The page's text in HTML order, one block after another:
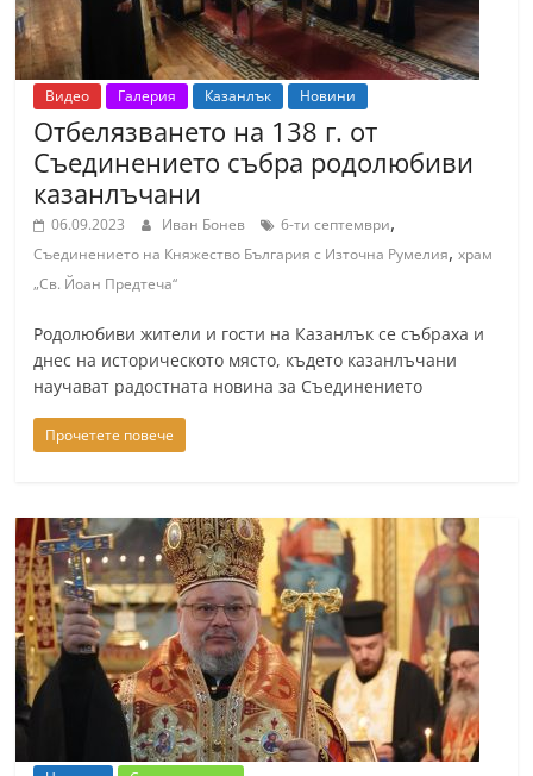
a
z
a
n
l
a
k
-
b
.
i
n
f
,
g
a
l
l
e
r
y
Видео Галерия Казанлък Новини
Отбелязването на 138 г. от
Съединението събра родолюбиви
казанлъчани
06.09.2023 Иван Бонев 6-ти септември,
Съединението на Княжество България с Източна Румелия,храм
„Св. Йоан Предтеча“
Родолюбиви жители и гости на Казанлък се събраха и
днес на историческото място, където казанлъчани
научават радостната новина за Съединението
Прочетете повече